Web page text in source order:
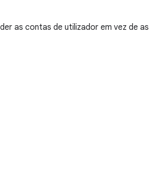
as contas de utilizador em vez de as